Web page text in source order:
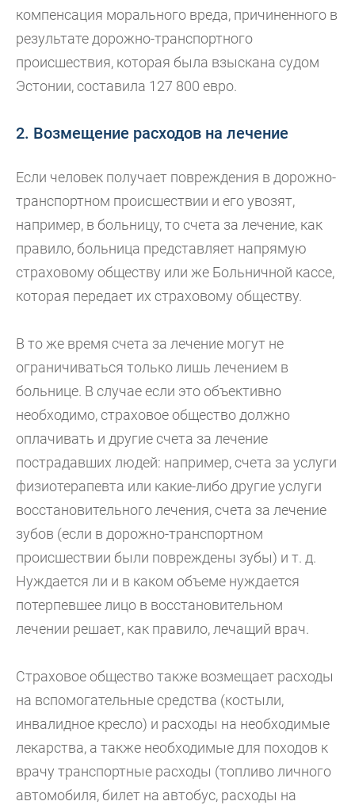
компенсация морального вреда, причиненного в
результате дорожно-транспортного
происшествия, которая была взыскана судом
Эстонии, составила 127 800 евро.
2. Возмещение расходов на лечение
Если человек получает повреждения в дорожно-
транспортном происшествии и его увозят,
например, в больницу, то счета за лечение, как
правило, больница представляет напрямую
страховому обществу или же Больничной кассе,
которая передает их страховому обществу.
В то же время счета за лечение могут не
ограничиваться только лишь лечением в
больнице. В случае если это объективно
необходимо, страховое общество должно
оплачивать и другие счета за лечение
пострадавших людей: например, счета за услуги
физиотерапевта или какие-либо другие услуги
восстановительного лечения, счета за лечение
зубов (если в дорожно-транспортном
происшествии были повреждены зубы) и т. д.
Нуждается ли и в каком объеме нуждается
потерпевшее лицо в восстановительном
лечении решает, как правило, лечащий врач.
Страховое общество также возмещает расходы
на вспомогательные средства (костыли,
инвалидное кресло) и расходы на необходимые
лекарства, а также необходимые для походов к
врачу транспортные расходы (топливо личного
автомобиля, билет на автобус, расходы на